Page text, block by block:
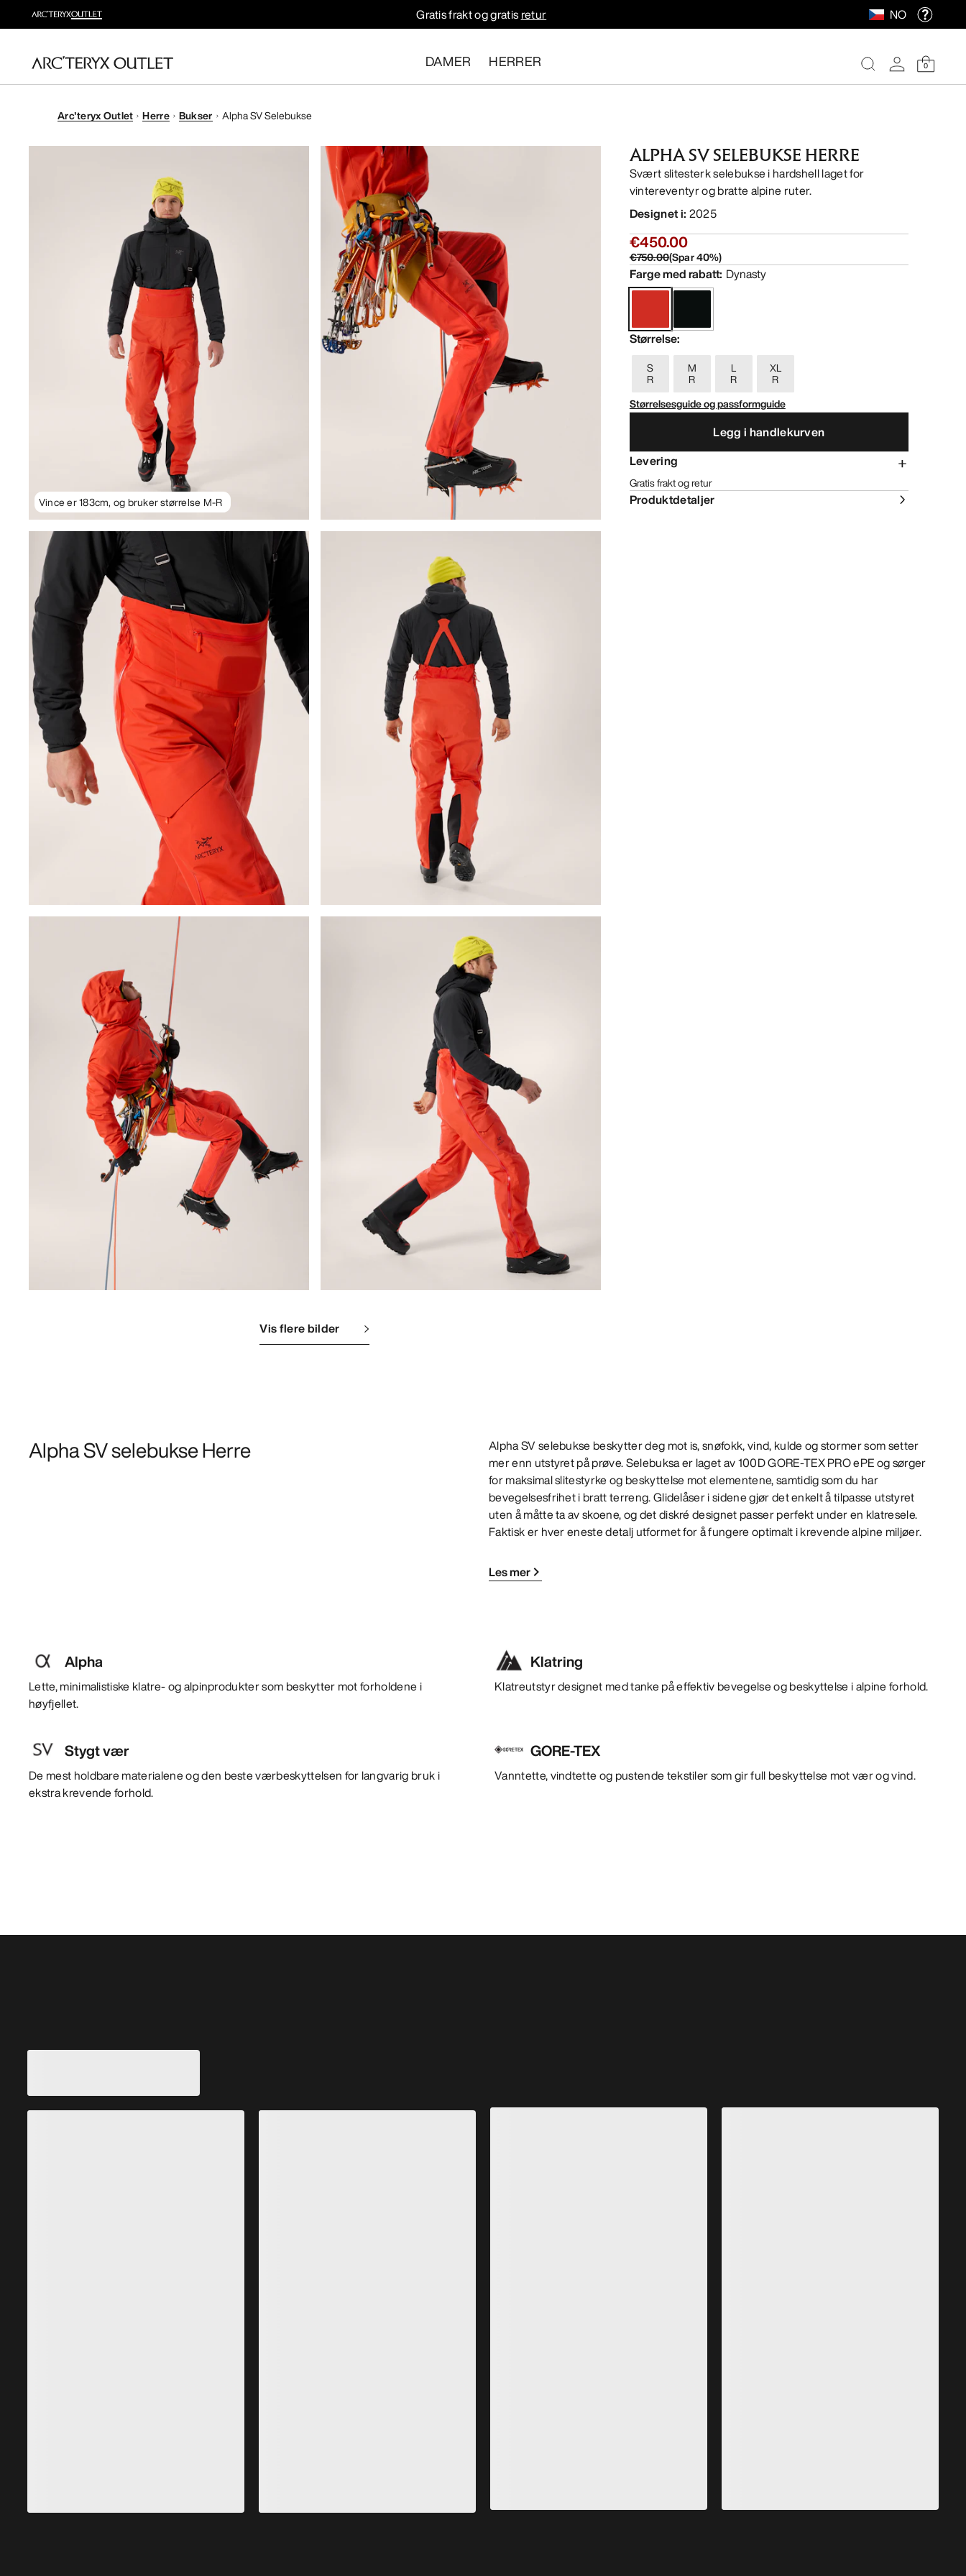
Gratis frakt og gratisretur NO
DAMER HERRER 0
Arc'teryx Outlet Herre Bukser Alpha SV Selebukse
Vince er 183cm, og bruker størrelse M-R
Vis flere bilder
ALPHA SV SELEBUKSE HERRE
Svært slitesterk selebukse i hardshell laget for
vintereventyr og bratte alpine ruter.
Designet i: 2025
€450.00
€750.00(Spar40%)
Farge med rabatt: Dynasty
Størrelse:
S
R
M
R
L
R
XL
R
Størrelsesguide og passformguide
Legg i handlekurven
Levering
Gratis frakt og retur
Produktdetaljer
Alpha SV selebukse Herre
Alpha SV selebukse beskytter deg mot is, snøfokk, vind, kulde og stormer som setter
mer enn utstyret på prøve. Selebuksa er laget av 100D GORE-TEX PRO ePE og sørger
for maksimal slitestyrke og beskyttelse mot elementene, samtidig som du har
bevegelsesfrihet i bratt terreng. Glidelåser i sidene gjør det enkelt å tilpasse utstyret
uten å måtte ta av skoene, og det diskré designet passer perfekt under en klatresele.
Faktisk er hver eneste detalj utformet for å fungere optimalt i krevende alpine miljøer.
Les mer
Alpha
Lette, minimalistiske klatre- og alpinprodukter som beskytter mot forholdene i
høyfjellet.
Klatring
Klatreutstyr designet med tanke på effektiv bevegelse og beskyttelse i alpine forhold.
Stygt vær
De mest holdbare materialene og den beste værbeskyttelsen for langvarig bruk i
ekstra krevende forhold.
GORE-TEX
Vanntette, vindtette og pustende tekstiler som gir full beskyttelse mot vær og vind.